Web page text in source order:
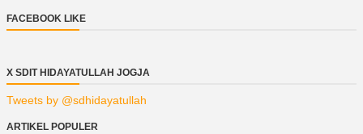
FACEBOOK LIKE
X SDIT HIDAYATULLAH JOGJA
Tweets by @sdhidayatullah
ARTIKEL POPULER